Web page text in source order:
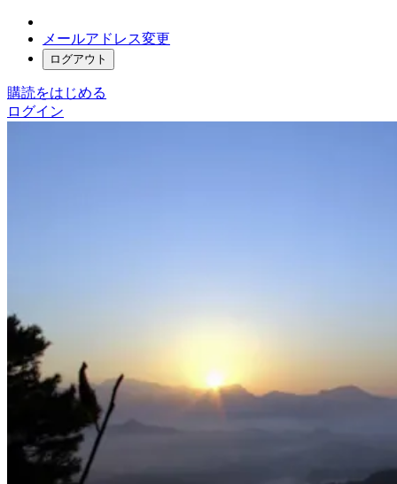
メールアドレス変更
ログアウト
購読をはじめる
ログイン